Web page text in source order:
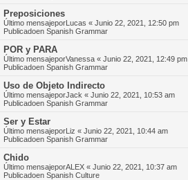
Preposiciones
Último mensajeporLucas « Junio 22, 2021, 12:50 pm
Publicadoen Spanish Grammar
POR y PARA
Último mensajeporVanessa « Junio 22, 2021, 12:49 pm
Publicadoen Spanish Grammar
Uso de Objeto Indirecto
Último mensajeporJack « Junio 22, 2021, 10:53 am
Publicadoen Spanish Grammar
Ser y Estar
Último mensajeporLiz « Junio 22, 2021, 10:44 am
Publicadoen Spanish Grammar
Chido
Último mensajeporALEX « Junio 22, 2021, 10:37 am
Publicadoen Spanish Culture